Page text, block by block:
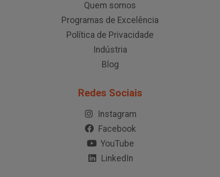
Quem somos
Programas de Excelência
Política de Privacidade
Indústria
Blog
Redes Sociais
Instagram
Facebook
YouTube
LinkedIn